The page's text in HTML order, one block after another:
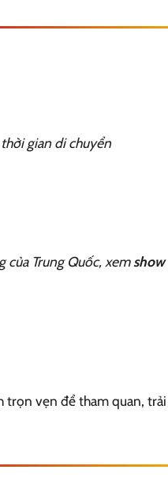
gian di chuyển
Trung Quốc, xem
trọn vẹn để tham quan,